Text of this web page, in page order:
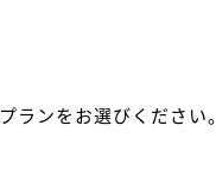
ンをお選びください。